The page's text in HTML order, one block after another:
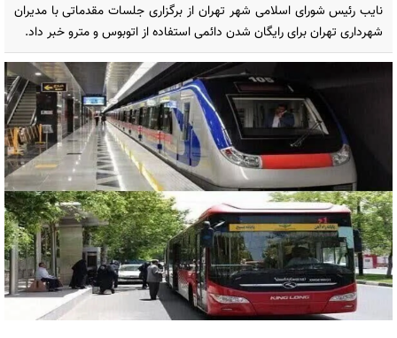
نایب رئیس شورای اسلامی شهر تهران از برگزاری جلسات مقدماتی با مدیران
شهرداری تهران برای رایگان شدن دائمی استفاده از اتوبوس و مترو خبر داد.